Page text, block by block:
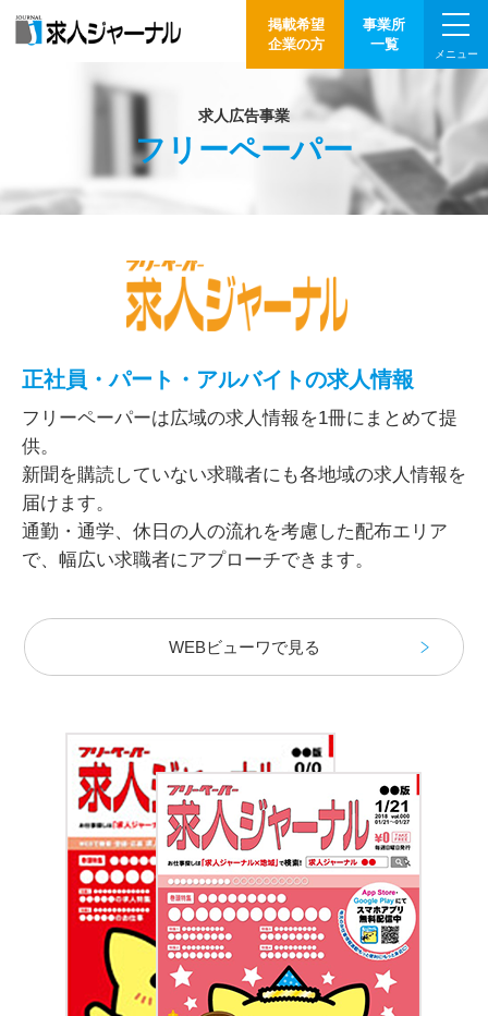
掲載希望
企業の方
事業所
一覧
メニュー
求人広告事業
フリーペーパー
正社員・パート・アルバイトの求人情報
フリーペーパーは広域の求人情報を1冊にまとめて提
供。
新聞を購読していない求職者にも各地域の求人情報を
届けます。
通勤・通学、休日の人の流れを考慮した配布エリア
で、幅広い求職者にアプローチできます。
WEBビューワで見る